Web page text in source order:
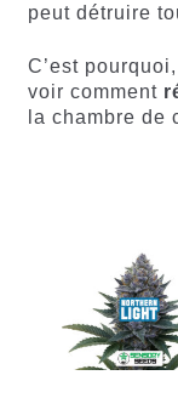
peut détruire
C’est
voir comment
la chambre de